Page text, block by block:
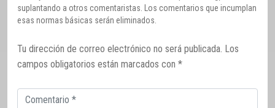
suplantando a otros comentaristas. Los comentarios que incumplan
esas normas básicas serán eliminados.
Tu dirección de correo electrónico no será publicada. Los
campos obligatorios están marcados con *
Comentario